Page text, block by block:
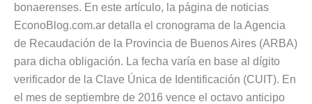
bonaerenses. En este artículo, la página de noticias
EconoBlog.com.ar detalla el cronograma de la Agencia
de Recaudación de la Provincia de Buenos Aires (ARBA)
para dicha obligación. La fecha varía en base al dígito
verificador de la Clave Única de Identificación (CUIT). En
el mes de septiembre de 2016 vence el octavo anticipo